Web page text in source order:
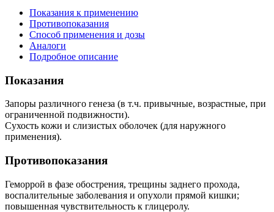
Показания к применению
Противопоказания
Способ применения и дозы
Аналоги
Подробное описание
Показания
Запоры различного генеза (в т.ч. привычные, возрастные, при
ограниченной подвижности).
Сухость кожи и слизистых оболочек (для наружного
применения).
Противопоказания
Геморрой в фазе обострения, трещины заднего прохода,
воспалительные заболевания и опухоли прямой кишки;
повышенная чувствительность к глицеролу.